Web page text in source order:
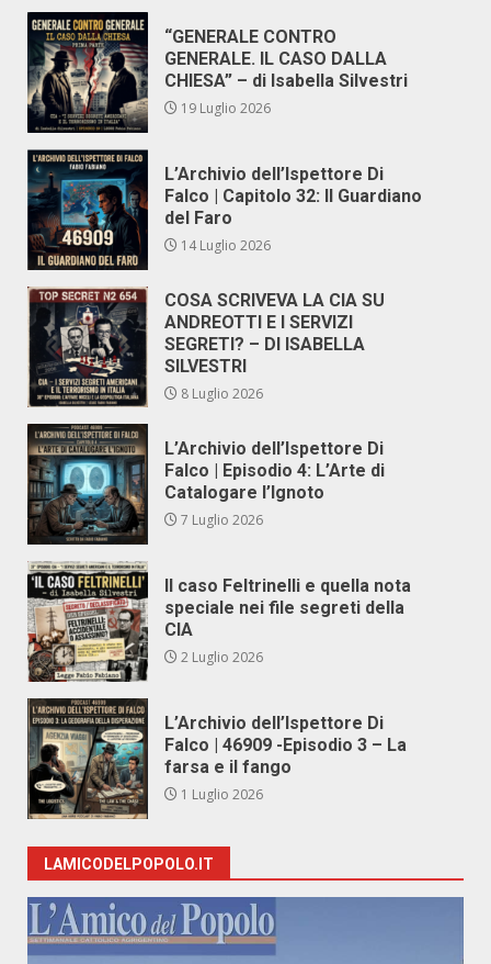
“GENERALE CONTRO
GENERALE. IL CASO DALLA
CHIESA” – di Isabella Silvestri
19 Luglio 2026
L’Archivio dell’Ispettore Di
Falco | Capitolo 32: Il Guardiano
del Faro
14 Luglio 2026
COSA SCRIVEVA LA CIA SU
ANDREOTTI E I SERVIZI
SEGRETI? – DI ISABELLA
SILVESTRI
8 Luglio 2026
L’Archivio dell’Ispettore Di
Falco | Episodio 4: L’Arte di
Catalogare l’Ignoto
7 Luglio 2026
Il caso Feltrinelli e quella nota
speciale nei file segreti della
CIA
2 Luglio 2026
L’Archivio dell’Ispettore Di
Falco | 46909 -Episodio 3 – La
farsa e il fango
1 Luglio 2026
LAMICODELPOPOLO.IT